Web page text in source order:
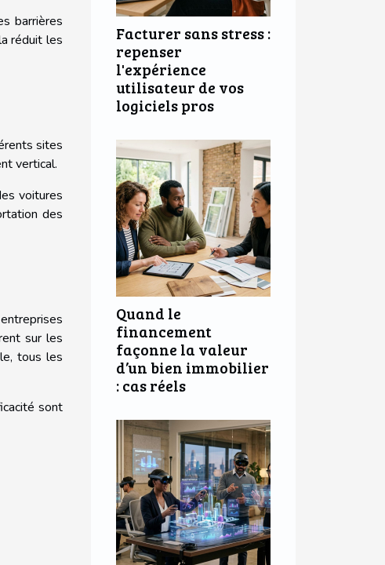
barrières
réduit les
sites
vertical.
voitures
des
sur les
tous les
sont
Facturer sans stress :
repenser
l'expérience
utilisateur de vos
logiciels pros
Quand le
financement
façonne la valeur
d’un bien immobilier
: cas réels